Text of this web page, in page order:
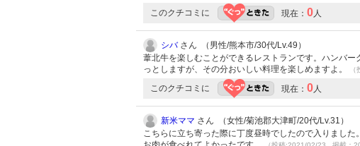
このクチコミに 現在： 0人
シバさん （男性/熊本市/30代/Lv.49）
葦北牛を楽しむことができるレストランです。ハンバ
っとしますが、その分おいしい料理を楽しめますよ。
このクチコミに 現在： 0人
新米ママ さん （女性/菊池郡大津町/20代/Lv.31）
こちらに立ち寄った際に丁度昼時でしたので入りまし